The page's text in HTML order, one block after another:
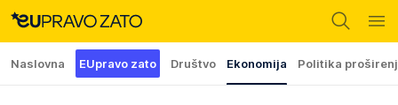
Naslovna EUpravo zato Društvo Ekonomija Politika